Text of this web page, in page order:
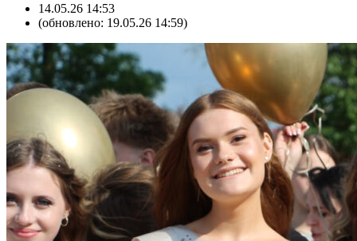
14.05.26 14:53
(обновлено: 19.05.26 14:59)